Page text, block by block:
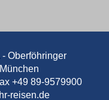
Oberföhringer
+49 89-9579900
reisen.de